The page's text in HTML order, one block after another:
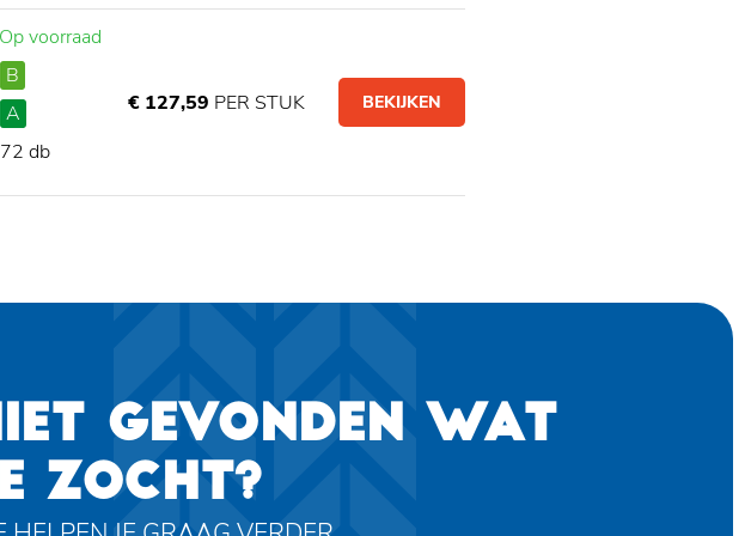
Op voorraad
B
A
72 db
€ 127,59 PER STUK BEKIJKEN
GEVONDEN WAT
ZOCHT?